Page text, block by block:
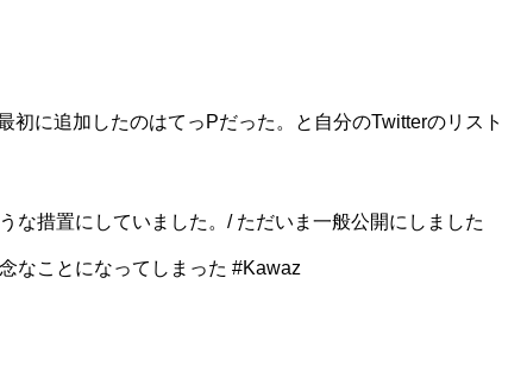
に追加したのはてっPだった。と自分のTwitterのリスト
措置にしていました。/ ただいま一般公開にしました
なことになってしまった #Kawaz